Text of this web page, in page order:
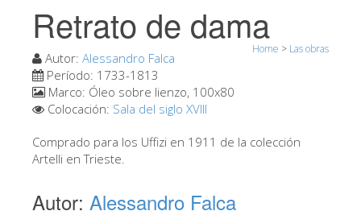
Eventos y exposiciones
Los comentarios de los visitantes
Contáctenos
Visite los Uffizi
Reserve ahora
Las obras
Retrato de dama
Home > Las obras
Autor: Alessandro Falca
Período: 1733-1813
Marco: Óleo sobre lienzo, 100x80
Colocación: Sala del siglo XVIII
Comprado para los Uffizi en 1911 de la colección
Artelli en Trieste.
Autor: Alessandro Falca